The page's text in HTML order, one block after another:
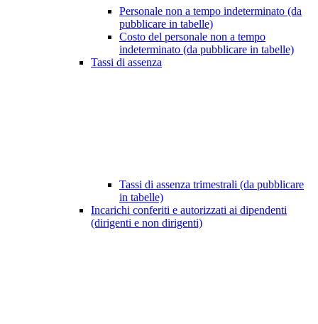
Personale non a tempo indeterminato (da
pubblicare in tabelle)
Costo del personale non a tempo
indeterminato (da pubblicare in tabelle)
Tassi di assenza
Tassi di assenza trimestrali (da pubblicare
in tabelle)
Incarichi conferiti e autorizzati ai dipendenti
(dirigenti e non dirigenti)